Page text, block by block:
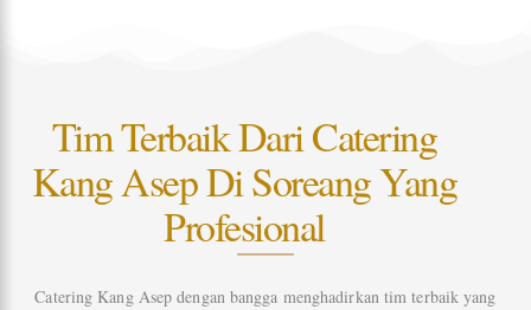
Tim Terbaik Dari Catering
Kang Asep Di Soreang Yang
Profesional
Catering Kang Asep dengan bangga menghadirkan tim terbaik yang